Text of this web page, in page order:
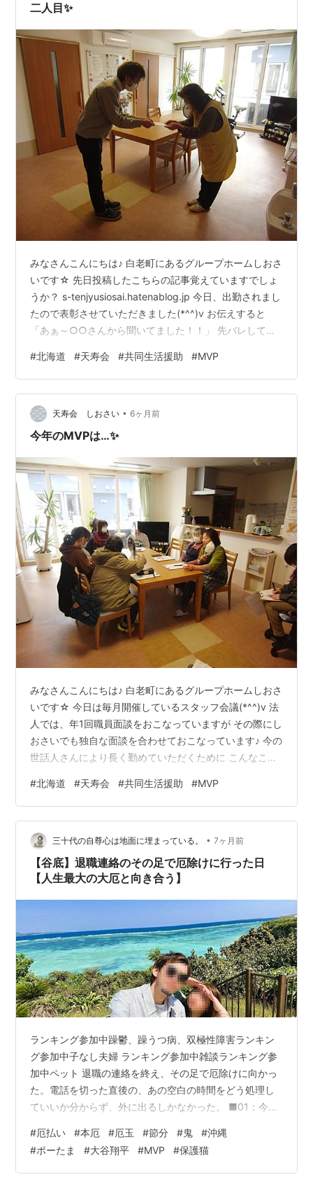
二人目✨
みなさんこんにちは♪ 白老町にあるグループホームしおさ
いです☆ 先日投稿したこちらの記事覚えていますでしょ
うか？ s-tenjyusiosai.hatenablog.jp 今日、出勤されまし
たので表彰させていただきました(*^^)v お伝えすると
「あぁ～○○さんから聞いてました！！」 先バレしてい
んですけどね😂 まぁ～しょうがない。（笑） それではま
た(*^_^*)
#北海道 #天寿会 #共同生活援助 #MVP
天寿会 しおさい • 6ヶ月前
今年のMVPは…✨
みなさんこんにちは♪ 白老町にあるグループホームしおさ
いです☆ 今日は毎月開催しているスタッフ会議(*^^)v 法
人では、年1回職員面談をおこなっていますが その際にし
おさいでも独自な面談を合わせておこなっています♪ 今の
世話人さんにより長く勤めていただくために こんなこと
② こんな働き方だったらもっと良いのになー… ③ こん
なことをしてみたい、やってみたい！！ ④ 今年のしお
さい年間MVPは？ 色々な意見を聞かせていただけて非常
に良かったです！！ そして④の年間MVPは毎年2名！！
選ばれた方にはこちら☆ ささやかですがこちらをお渡し
し…
#北海道 #天寿会 #共同生活援助 #MVP
三十代の自尊心は地面に埋まっている。 • 7ヶ月前
【谷底】退職連絡のその足で厄除けに行った日
【人生最大の大厄と向き合う】
ランキング参加中躁鬱、躁うつ病、双極性障害ランキン
グ参加中子なし夫婦 ランキング参加中雑談ランキング参
加中ペット 退職の連絡を終え、その足で厄除けに向かっ
た。電話を切った直後の、あの空白の時間をどう処理し
ていいか分からず、外に出るしかなかった。 ■01：今年
てすぐに「一緒に落ちていた例の友人」と合流し、福岡
では三社参りにも数えられる筥崎宮へ向かった。 友人は
「縁起」について敏感で、誠実に守るタイプだ。そんな
#厄払い #本厄 #厄玉 #節分 #鬼 #沖縄
#ポーたま #大谷翔平 #MVP #保護猫